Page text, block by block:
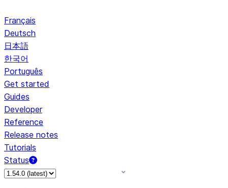
Français
Deutsch
日本語
한국어
Português
Get started
Guides
Developer
Reference
Release notes
Tutorials
Status